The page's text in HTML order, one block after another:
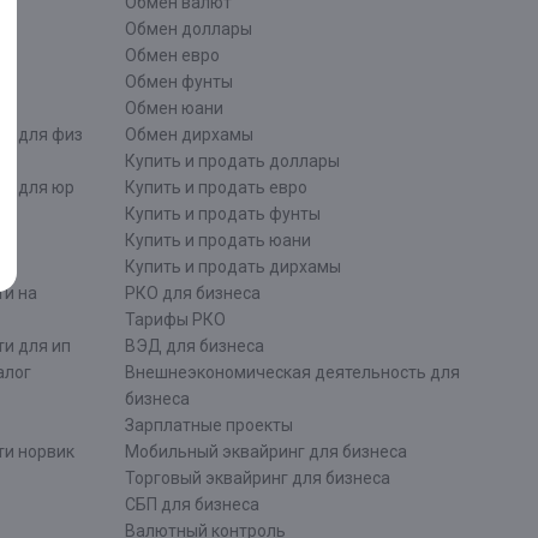
для физ
для юр
на
для ип
норвик
Обмен доллары
Обмен евро
Обмен фунты
Обмен юани
Обмен дирхамы
Купить и продать доллары
Купить и продать евро
Купить и продать фунты
Купить и продать юани
Купить и продать дирхамы
РКО для бизнеса
Тарифы РКО
ВЭД для бизнеса
Внешнеэкономическая деятельность для
бизнеса
Зарплатные проекты
Мобильный эквайринг для бизнеса
Торговый эквайринг для бизнеса
СБП для бизнеса
Валютный контроль